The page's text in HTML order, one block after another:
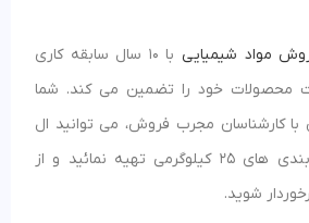
مواد شیمیایی
با 10 سال سابقه کاری
محصولات خود را تضمین می کند. شما
با کارشناسان مجرب فروش، می توانید ال
کارنیتین را در بسته بندی های 25 کیلوگرمی تهیه نمائید و از
شوید.